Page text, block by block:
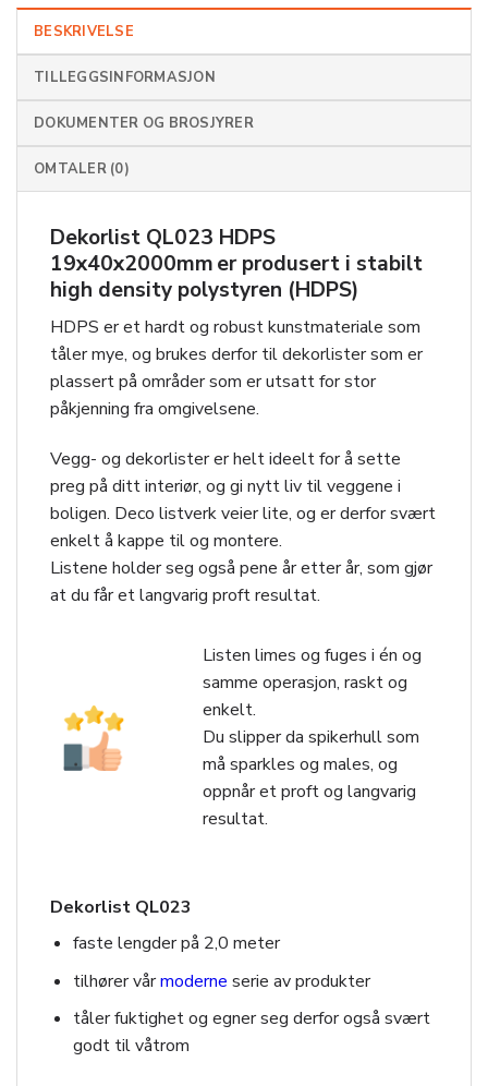
BESKRIVELSE
TILLEGGSINFORMASJON
DOKUMENTER OG BROSJYRER
OMTALER (0)
Dekorlist QL023 HDPS
19x40x2000mm er produsert i stabilt
high density polystyren (HDPS)
HDPS er et hardt og robust kunstmateriale som
tåler mye, og brukes derfor til dekorlister som er
plassert på områder som er utsatt for stor
påkjenning fra omgivelsene.
Vegg- og dekorlister er helt ideelt for å sette
preg på ditt interiør, og gi nytt liv til veggene i
boligen. Deco listverk veier lite, og er derfor svært
enkelt å kappe til og montere.
Listene holder seg også pene år etter år, som gjør
at du får et langvarig proft resultat.
Listen limes og fuges i én og
samme operasjon, raskt og
enkelt.
Du slipper da spikerhull som
må sparkles og males, og
oppnår et proft og langvarig
resultat.
Dekorlist QL023
faste lengder på 2,0 meter
tilhører vårmoderne serie av produkter
tåler fuktighet og egner seg derfor også svært
godt til våtrom